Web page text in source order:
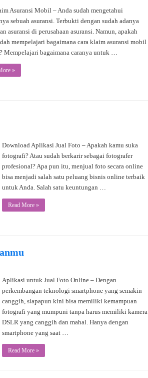
Asuransi Mobil – Anda sudah mengetahui
sebuah asuransi. Terbukti dengan sudah adanya
asuransi di perusahaan asuransi. Namun, apakah
mempelajari bagaimana cara klaim asuransi mobil
Mempelajari bagaimana caranya untuk …
»
Download Aplikasi Jual Foto – Apakah kamu suka
fotografi? Atau sudah berkarir sebagai fotografer
profesional? Apa pun itu, menjual foto secara online
bisa menjadi salah satu peluang bisnis online terbaik
untuk Anda. Salah satu keuntungan …
Read More »
Aplikasi untuk Jual Foto Online – Dengan
perkembangan teknologi smartphone yang semakin
canggih, siapapun kini bisa memiliki kemampuan
fotografi yang mumpuni tanpa harus memiliki kamera
DSLR yang canggih dan mahal. Hanya dengan
smartphone yang saat …
Read More »